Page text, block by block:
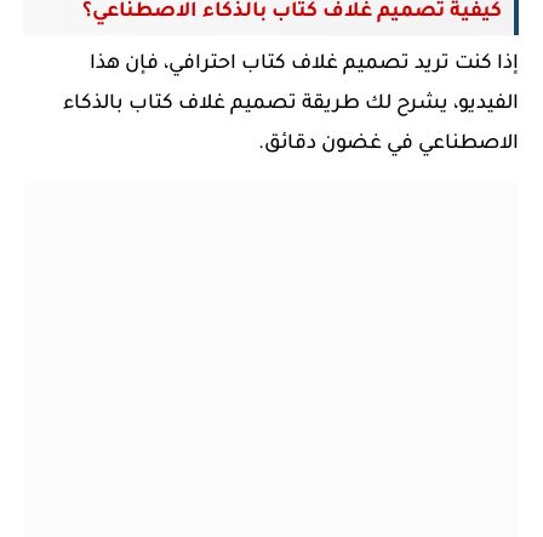
كيفية تصميم غلاف كتاب بالذكاء الاصطناعي؟
إذا كنت تريد تصميم غلاف كتاب احترافي، فإن هذا
الفيديو، يشرح لك طريقة تصميم غلاف كتاب بالذكاء
الاصطناعي في غضون دقائق.